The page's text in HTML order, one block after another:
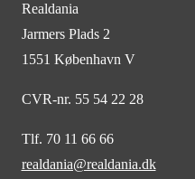
Realdania
Jarmers Plads 2
1551 København V
CVR-nr. 55 54 22 28
Tlf. 70 11 66 66
realdania@realdania.dk